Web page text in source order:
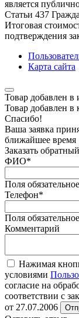
является
Статьи 437
Итоговая
подтверждения
Карта сайта
Товар добавлен в
Товар добавлен в
Спасибо!
Ваша заявка
ближайшее время
Заказать
ФИО*
Поля
Телефон*
Поля
Комментарий
Нажимая
условиями
согласие на
соответствии с
от 27.07.2006